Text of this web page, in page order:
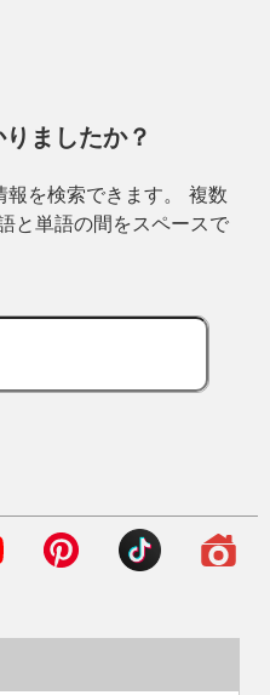
ましたか？
報を検索できます。 複数
と単語の間をスペースで